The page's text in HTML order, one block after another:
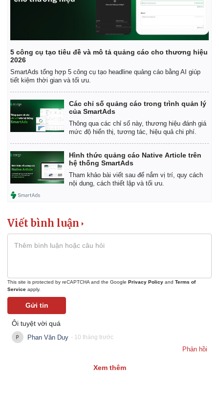
Bất động sản
Khởi nghiệp
Thị trường
Giá vàng
Tiêu dùng
Tỷ giá
Chứng khoán
Giá cà phê
5 công cụ tạo tiêu đề và mô tả quảng cáo cho thương hiệu
2026
SmartAds tổng hợp 5 công cụ tạo headline quảng cáo bằng AI giúp
tiết kiệm thời gian và tối ưu.
Các chỉ số quảng cáo trong trình quản lý
của SmartAds
Thông qua các chỉ số này, thương hiệu đánh giá
mức độ hiển thị, tương tác, hiệu quả chi phí.
Hình thức quảng cáo Native Article trên
hệ thống SmartAds
Tham khảo bài viết sau để nắm vị trí, quy cách
nội dung, cách thiết lập và tối ưu.
Viết bình luận
This site is protected by reCAPTCHA and the Google Privacy Policy and Terms of
Service apply.
Gửi tin
Ôi tuyệt vời quá
Phan Văn Duy - 10 tháng trước
Phản hồi
Xem thêm